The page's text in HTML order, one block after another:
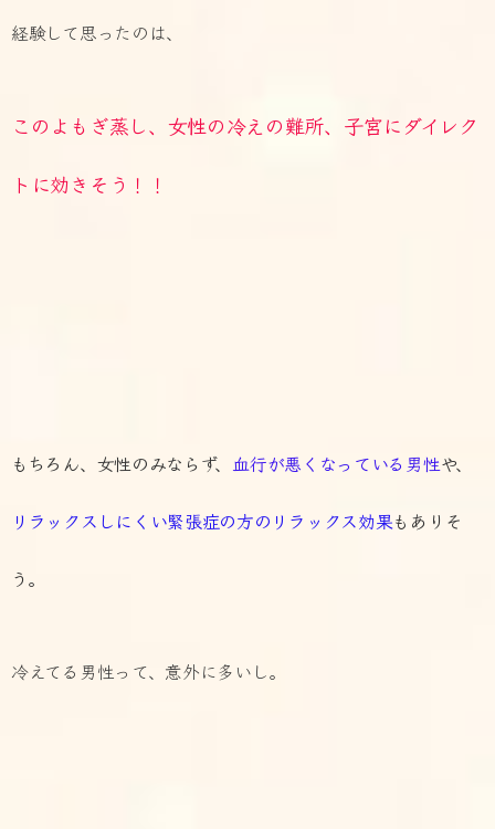
経験して思ったのは、
このよもぎ蒸し、女性の冷えの難所、子宮にダイレク
トに効きそう！！
もちろん、女性のみならず、 血行が悪くなっている男性や、
リラックスしにくい緊張症の方のリラックス効果もありそ
う。
冷えてる男性って、意外に多いし。